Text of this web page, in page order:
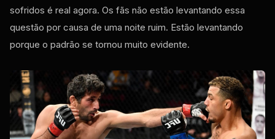
sofridos é real agora. Os fãs não estão levantando essa
questão por causa de uma noite ruim. Estão levantando
porque o padrão se tornou muito evidente.